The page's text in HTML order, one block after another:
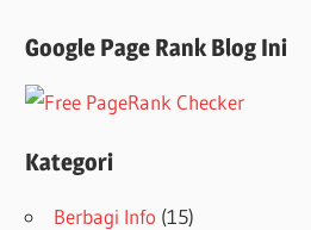
Google Page Rank Blog Ini
Kategori
Berbagi Info (15)